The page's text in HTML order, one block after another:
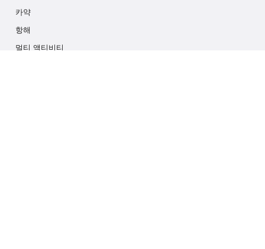
카약
항해
멀티 액티비티